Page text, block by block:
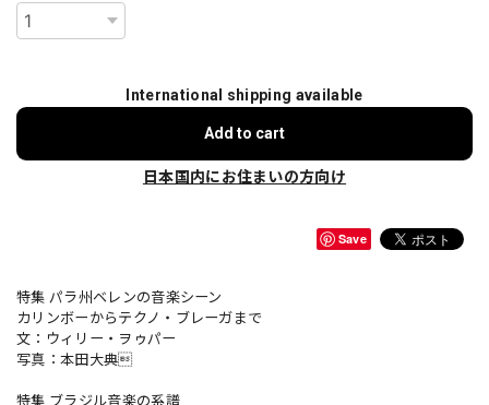
International shipping available
Add to cart
日本国内にお住まいの方向け
Save
特集 パラ州ベレンの音楽シーン
カリンボーからテクノ・ブレーガまで
文：ウィリー・ヲゥパー
写真：本田大典
特集 ブラジル音楽の系譜